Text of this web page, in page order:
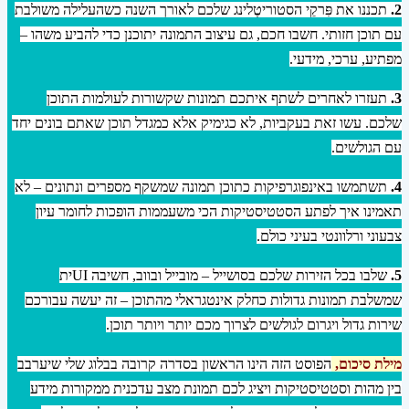
2. תכננו את פִּרקֵי הסטוריטֶלינג שלכם לאורך השנה כשהעלילה משולבת
עם תוכן חזותי. חשבו חכם, גם עיצוב התמונה יתוכנן כדי להביע משהו –
מפתיע, ערכי, מידעי.
3. תעזרו לאחרים לשתף איתכם תמונות שקשורות לעולמות התוכן
שלכם. עשו זאת בעקביות, לא כגימיק אלא כמגדל תוכן שאתם בונים יחד
עם הגולשים.
4. תשתמשו באינפוגרפיקות כתוכן תמונה שמשקף מספרים ונתונים – לא
תאמינו איך לפתע הסטטיסטיקות הכי משעממות הופכות לחומר עיון
צבעוני ורלוונטי בעיני כולם.
5.
שלבו בכל הזירות שלכם בסושייל – מובייל ובווב, חשיבה UIית
שמשלבת תמונות גדולות כחלק אינטגראלי מהתוכן – זה יעשה עבורכם
שירות גדול ויגרום לגולשים לצרוך מכם יותר ויותר תוכן.
מילת סיכום, הפוסט הזה הינו הראשון בסדרה קרובה בבלוג שלי שיערבב
בין מהות וסטטיסטיקות ויציג לכם תמונת מצב עדכנית ממקורות מידע